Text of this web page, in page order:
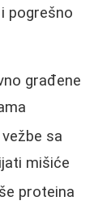
pogrešno
građene
sa
mišiće
proteina